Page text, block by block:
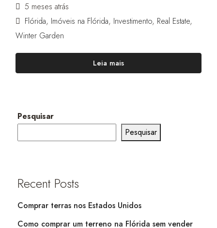
5 meses atrás
Flórida, Imóveis na Flórida, Investimento, Real Estate,
Winter Garden
Leia mais
Pesquisar
Pesquisar
Recent Posts
Comprar terras nos Estados Unidos
Como comprar um terreno na Flórida sem vender